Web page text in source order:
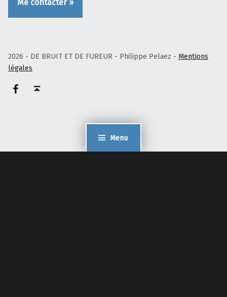
Menu
Me contacter »
2026 - DE BRUIT ET DE FUREUR - Philippe Pelaez - Mentions
légales
Facebook – Philippe Pelaez